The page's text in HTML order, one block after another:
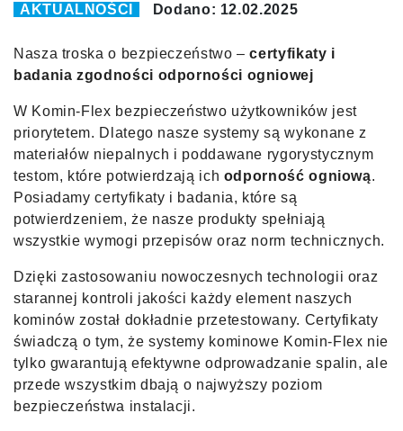
AKTUALNOŚCI Dodano: 12.02.2025
Nasza troska o bezpieczeństwo –certyfikaty i
badania zgodności odporności ogniowej
W Komin-Flex bezpieczeństwo użytkowników jest
priorytetem. Dlatego nasze systemy są wykonane z
materiałów niepalnych i poddawane rygorystycznym
testom, które potwierdzają ich odporność ogniową.
Posiadamy certyfikaty i badania, które są
potwierdzeniem, że nasze produkty spełniają
wszystkie wymogi przepisów oraz norm technicznych.
Dzięki zastosowaniu nowoczesnych technologii oraz
starannej kontroli jakości każdy element naszych
kominów został dokładnie przetestowany. Certyfikaty
świadczą o tym, że systemy kominowe Komin-Flex nie
tylko gwarantują efektywne odprowadzanie spalin, ale
przede wszystkim dbają o najwyższy poziom
bezpieczeństwa instalacji.